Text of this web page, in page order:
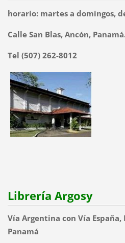
horario: martes a domingos,
Calle San Blas, Ancón,
Tel (507) 262-8012
Librería Argosy
Vía Argentina con Vía España,
Panamá